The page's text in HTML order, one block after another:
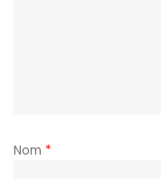
Nom *